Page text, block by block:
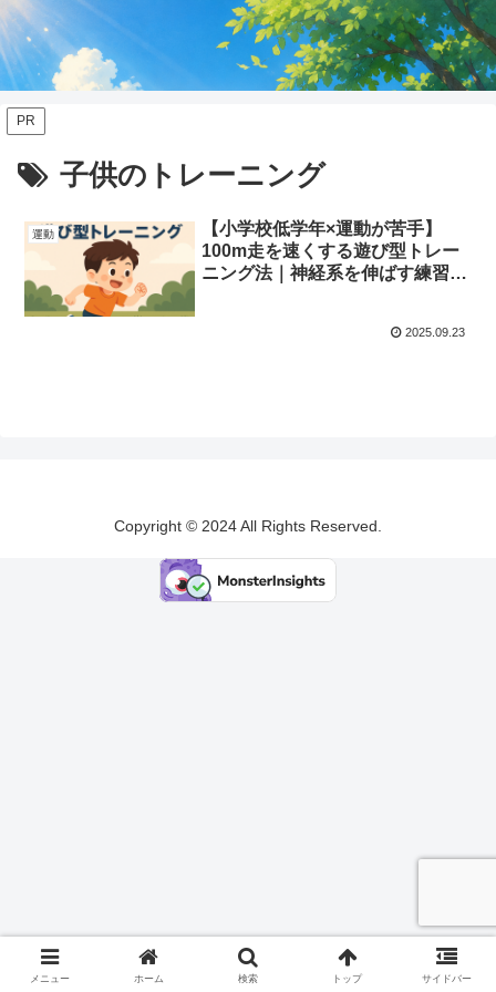
PR
子供のトレーニング
運動
【小学校低学年×運動が苦手】
100m走を速くする遊び型トレー
ニング法｜神経系を伸ばす練習メ
2025.09.23
Copyright © 2024 All Rights Reserved.
メニュー ホーム 検索 トップ サイドバー